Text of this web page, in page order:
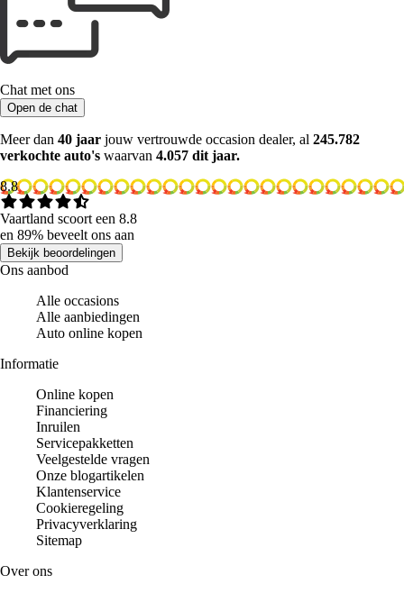
Chat met ons
Open de chat
Meer dan 40 jaar jouw vertrouwde occasion dealer, al 245.782
verkochte auto's waarvan 4.057 dit jaar.
8.8
Vaartland scoort een 8.8
en 89% beveelt ons aan
Bekijk beoordelingen
Ons aanbod
Alle occasions
Alle aanbiedingen
Auto online kopen
Informatie
Online kopen
Financiering
Inruilen
Servicepakketten
Veelgestelde vragen
Onze blogartikelen
Klantenservice
Cookieregeling
Privacyverklaring
Sitemap
Over ons